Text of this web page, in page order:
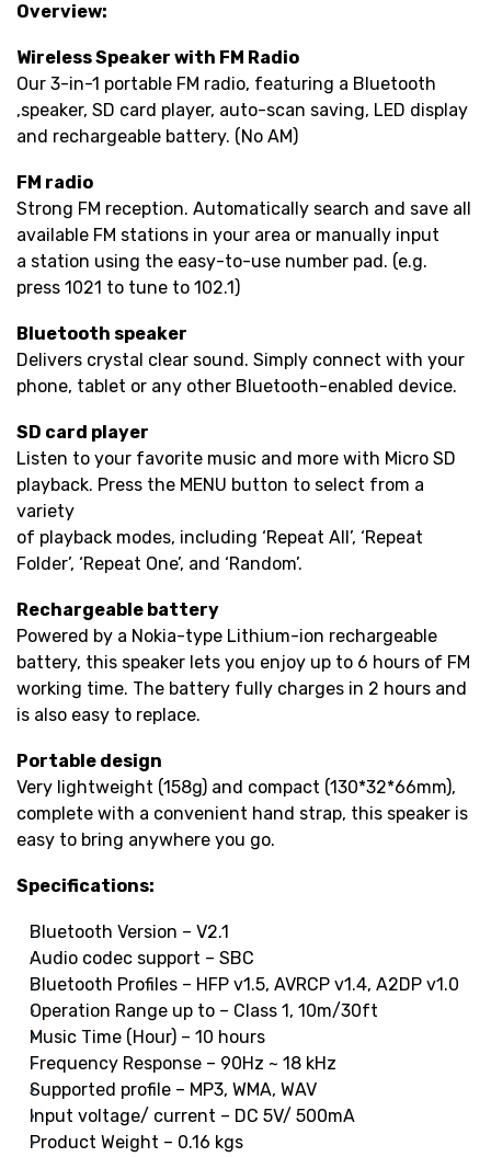
Overview:
Wireless Speaker with FM Radio
Our 3-in-1 portable FM radio, featuring a Bluetooth
speaker, SD card player, auto-scan saving, LED display,
and rechargeable battery. (No AM)
FM radio
Strong FM reception. Automatically search and save all
available FM stations in your area or manually input
a station using the easy-to-use number pad. (e.g.
press 1021 to tune to 102.1)
Bluetooth speaker
Delivers crystal clear sound. Simply connect with your
phone, tablet or any other Bluetooth-enabled device.
SD card player
Listen to your favorite music and more with Micro SD
playback. Press the MENU button to select from a
variety
of playback modes, including ‘Repeat All’, ‘Repeat
Folder’, ‘Repeat One’, and ‘Random’.
Rechargeable battery
Powered by a Nokia-type Lithium-ion rechargeable
battery, this speaker lets you enjoy up to 6 hours of FM
working time. The battery fully charges in 2 hours and
is also easy to replace.
Portable design
Very lightweight (158g) and compact (130*32*66mm),
complete with a convenient hand strap, this speaker is
easy to bring anywhere you go.
Specifications:
Bluetooth Version – V2.1
Audio codec support – SBC
Bluetooth Profiles – HFP v1.5, AVRCP v1.4, A2DP v1.0
Operation Range up to – Class 1, 10m/30ft
Music Time (Hour) – 10 hours
Frequency Response – 90Hz ~ 18 kHz
Supported profile – MP3, WMA, WAV
Input voltage/ current – DC 5V/ 500mA
Product Weight – 0.16 kgs